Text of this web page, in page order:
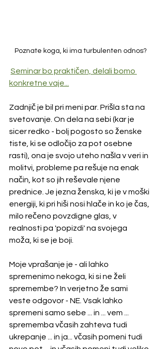
Poznate koga, ki ima turbulenten odnos?
Seminar bo praktičen, delali bomo
konkretne vaje...
Zadnjič je bil pri meni par. Prišla sta na
svetovanje. On dela na sebi (kar je
sicer redko - bolj pogosto so ženske
tiste, ki se odločijo za pot osebne
rasti), ona je svojo uteho našla v veri in
molitvi, probleme pa rešuje na enak
način, kot so jih reševale njene
prednice. Je jezna ženska, ki je v moški
energiji, ki pri hiši nosi hlače in ko je čas,
milo rečeno povzdigne glas, v
realnosti pa 'popizdi' na svojega
moža, ki se je boji.
Moje vprašanje je - ali lahko
spremenimo nekoga, ki si ne želi
spremembe? In verjetno že sami
veste odgovor - NE. Vsak lahko
spremeni samo sebe ... in ... vem ...
sprememba včasih zahteva tudi
ukrepanje ... in ja... včasih pomeni tudi